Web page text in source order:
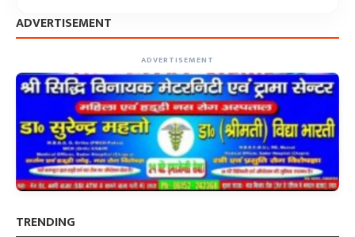
ADVERTISEMENT
ADVERTISEMENT
TRENDING